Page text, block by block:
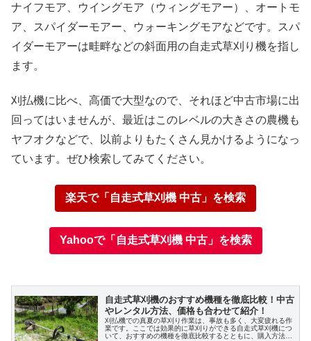
ナイフモア、ウイングモア（ウィングモアー）、オートモ
ア、スパイダーモアー、ウォーキングモアなどです。スパ
イダーモアーは畦畔などの斜面用の自走式草刈り機を指し
ます。
刈払機に比べ、高価で大型なので、それほど中古市場に出
回ってはいませんが、最近はこのレベルの大きさの農機も
ヤフオクなどで、以前よりもたくさん見かけるようになっ
ています。ぜひ検索してみてください。
楽天で「自走式草刈機 中古」を検索
Yahooで「自走式草刈機 中古」を検索
自走式草刈機のおすすめ機種を徹底比較！中古
やレンタル方法、価格も合わせて紹介！
刈払機での真夏の草刈り作業は、事故も多く、大変疲れる作
業です。ここでは効果的に草刈りができる自走式草刈機につ
いて、おすすめの機種を徹底比較するとともに、購入方法や
Facebook
LINE
LinkedIn
コピー